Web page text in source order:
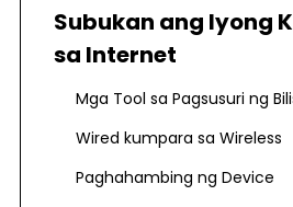
Subukan ang Iyong
sa Internet
Mga Tool sa Pagsusuri ng
Wired kumpara sa Wireless
Paghahambing ng Device